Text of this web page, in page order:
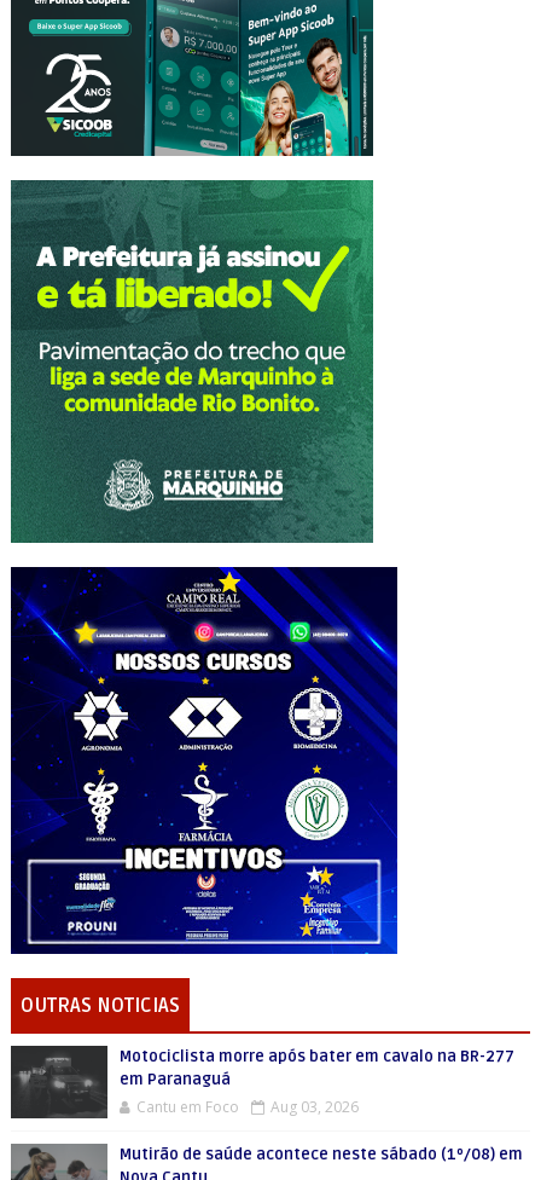
OUTRAS NOTICIAS
Motociclista morre após bater em cavalo na BR-277
em Paranaguá
Cantu em Foco Aug 03, 2026
Mutirão de saúde acontece neste sábado (1º/08) em